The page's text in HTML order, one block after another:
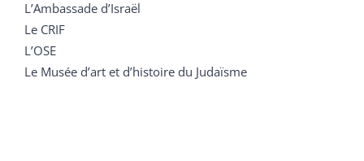
L’Ambassade d’Israël
Le CRIF
L’OSE
Le Musée d’art et d’histoire du Judaïsme